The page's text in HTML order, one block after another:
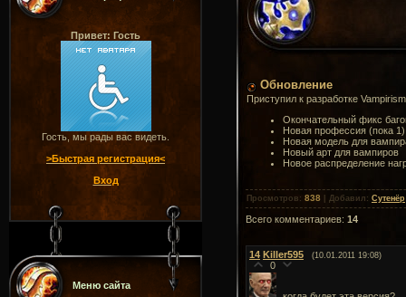
Привет: Гость
Гость, мы рады вас видеть.
>Быстрая регистрация<
Вход
Меню сайта
Обновление
Приступил к разработке
Окончательный фикс
Новая профессия (пока 1)
Новая модель для
Новый арт для вампиров
Новое распределение
Просмотров : 838 Добавил : Сутенёр
Всего комментариев: 14
14 Killer595 (10.01.2011 19:08)
0